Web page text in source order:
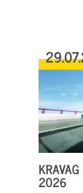
2026